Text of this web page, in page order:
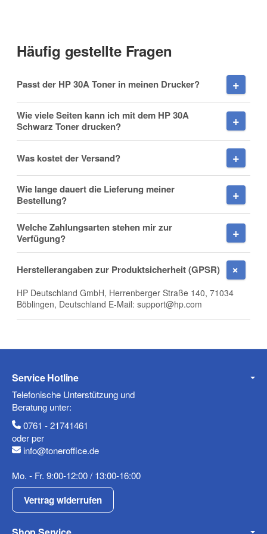
Nachname
Firma
E-Mail
Mobiltelefon
Häufig gestellte Fragen
Passt der HP 30A Toner in meinen Drucker?
Wie viele Seiten kann ich mit dem HP 30A
Schwarz Toner drucken?
Was kostet der Versand?
Wie lange dauert die Lieferung meiner
Bestellung?
Welche Zahlungsarten stehen mir zur
Verfügung?
Herstellerangaben zur Produktsicherheit (GPSR)
HP Deutschland GmbH, Herrenberger Straße 140, 71034
Böblingen, Deutschland E-Mail: support@hp.com
Service Hotline
Telefonische Unterstützung und
Beratung unter:
0761 - 21741461
oder per
info@toneroffice.de
Mo. - Fr. 9:00-12:00 / 13:00-16:00
Vertrag widerrufen